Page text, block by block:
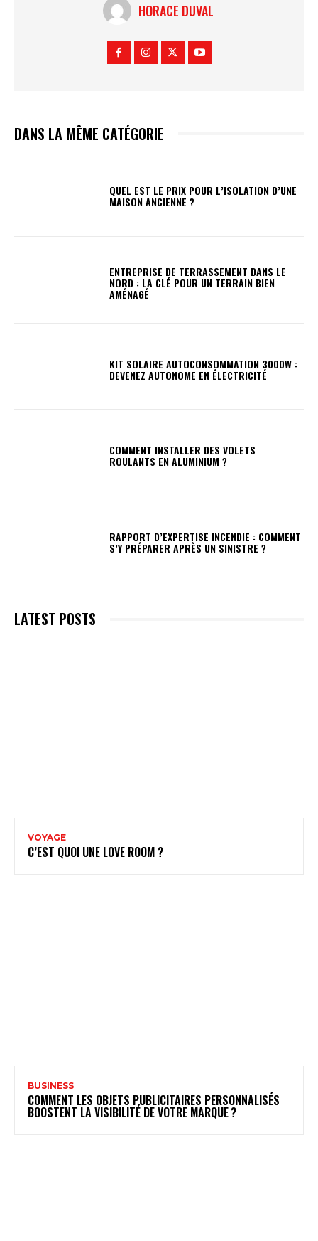
HORACE DUVAL
DANS LA MÊME CATÉGORIE
QUEL EST LE PRIX POUR L’ISOLATION D’UNE
MAISON ANCIENNE ?
ENTREPRISE DE TERRASSEMENT DANS LE
NORD : LA CLÉ POUR UN TERRAIN BIEN
AMÉNAGÉ
KIT SOLAIRE AUTOCONSOMMATION 3000W :
DEVENEZ AUTONOME EN ÉLECTRICITÉ
COMMENT INSTALLER DES VOLETS
ROULANTS EN ALUMINIUM ?
RAPPORT D’EXPERTISE INCENDIE : COMMENT
S’Y PRÉPARER APRÈS UN SINISTRE ?
LATEST POSTS
VOYAGE
C’EST QUOI UNE LOVE ROOM ?
BUSINESS
COMMENT LES OBJETS PUBLICITAIRES PERSONNALISÉS
BOOSTENT LA VISIBILITÉ DE VOTRE MARQUE ?